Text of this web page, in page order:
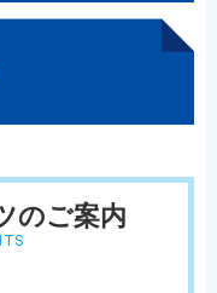
のご案内